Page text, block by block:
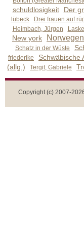
schuldlosigkeit Der
lübeck
Drei frauen auf
Heimbach, Jürgen
New york
Schatz in der Wüste
friederike Schwäbische
(allg.) Tergit, Gabriele
Copyright (c) 2007-